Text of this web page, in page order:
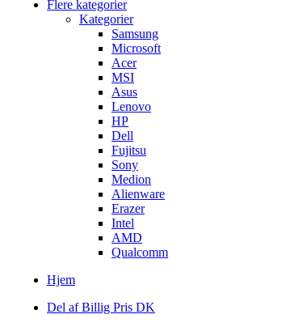
Flere kategorier
Kategorier
Samsung
Microsoft
Acer
MSI
Asus
Lenovo
HP
Dell
Fujitsu
Sony
Medion
Alienware
Erazer
Intel
AMD
Qualcomm
Hjem
Del af Billig Pris DK